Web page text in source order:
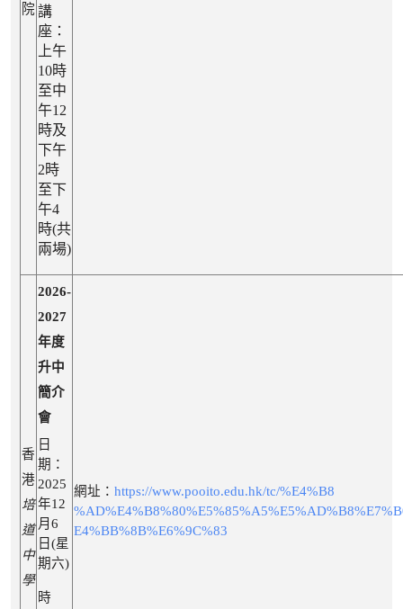
院 講
座：
上午
10時
至中
午12
時及
下午
2時
至下
午4
時(共
兩場)
香
港
培
道
中
學
2026-
2027
年度
升中
簡介
會
日
期：
2025
年12
月6
日(星
期六)
時
網址： https://www.pooito.edu.hk/tc/%E4%B8
E4%BB%8B%E6%9C%83